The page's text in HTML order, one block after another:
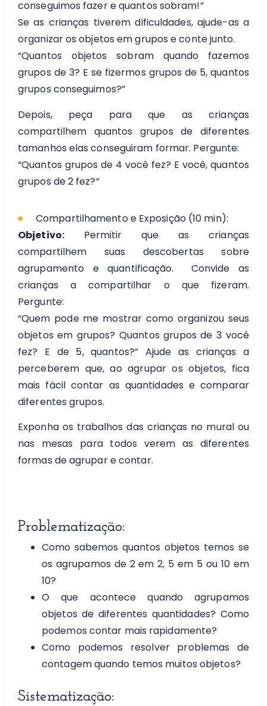
conseguimos fazer e quantos sobram!”
Se as crianças tiverem dificuldades, ajude-as a
organizar os objetos em grupos e conte junto.
“Quantos objetos sobram quando fazemos
grupos de 3? E se fizermos grupos de 5, quantos
grupos conseguimos?”
Depois, peça para que as crianças
compartilhem quantos grupos de diferentes
tamanhos elas conseguiram formar. Pergunte:
“Quantos grupos de 4 você fez? E você, quantos
grupos de 2 fez?”
Compartilhamento e Exposição (10 min):
Objetivo:Permitir que as crianças
compartilhem suas descobertas sobre
agrupamento e quantificação.
Convide as
crianças a compartilhar o que fizeram.
Pergunte:
“Quem pode me mostrar como organizou seus
objetos em grupos? Quantos grupos de 3 você
fez? E de 5, quantos?” Ajude as crianças a
perceberem que, ao agrupar os objetos, fica
mais fácil contar as quantidades e comparar
diferentes grupos.
Exponha os trabalhos das crianças no mural ou
nas mesas para todos verem as diferentes
formas de agrupar e contar.
Problematização:
Como sabemos quantos objetos temos se
os agrupamos de 2 em 2, 5 em 5 ou 10 em
10?
O que acontece quando agrupamos
objetos de diferentes quantidades? Como
podemos contar mais rapidamente?
Como podemos resolver problemas de
contagem quando temos muitos objetos?
Sistematização: